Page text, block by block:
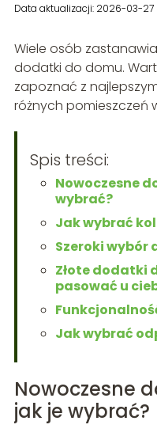
Data aktualizacji: 2026-03-27
Wiele osób
dodatki do domu.
zapoznać z
różnych pomieszczeń
Spis treści:
Nowoczesne
wybrać?
Jak wybrać
Szeroki
Złote dodatki
pasować u
Jak wybrać
Nowoczesne
jak je wybrać?